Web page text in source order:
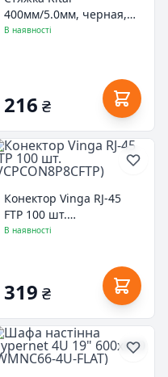
400мм/5.0мм, черная,
100 шт (CTR-B5400)
В наявності
216 ₴
Конектор Vinga RJ-45
FTP 100 шт.
(VCPCON8P8CFTP)
В наявності
319 ₴